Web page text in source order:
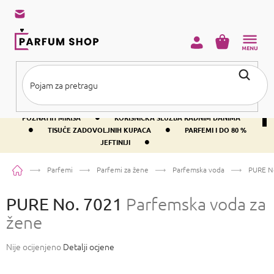
sadržaj
BESPLATNA DOSTAVA IZNAD PRIBLIŽNO 37 € •
400+ SVJETSKI
POZNATIH MIRISA
• KORISNIČKA SLUŽBA RADNIM DANIMA
• TISUĆE ZADOVOLJNIH KUPACA •
PARFEMI I DO 80 %
JEFTINIJI
•
KOŠARICA
PočetnaParfemi Parfemi za žene Parfemska voda PURE
PURE No. 7021 Parfemska voda za
žene
Prosječna
Nije ocijenjeno Detalji ocjene